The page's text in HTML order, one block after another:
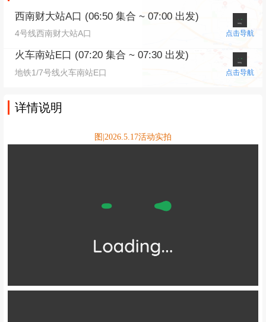
西南财大站A口 (06:50 集合 ~ 07:00 出发)
4号线西南财大站A口 点击导航
火车南站E口 (07:20 集合 ~ 07:30 出发)
地铁1/7号线火车南站E口 点击导航
详情说明
图|2026.5.17活动实拍